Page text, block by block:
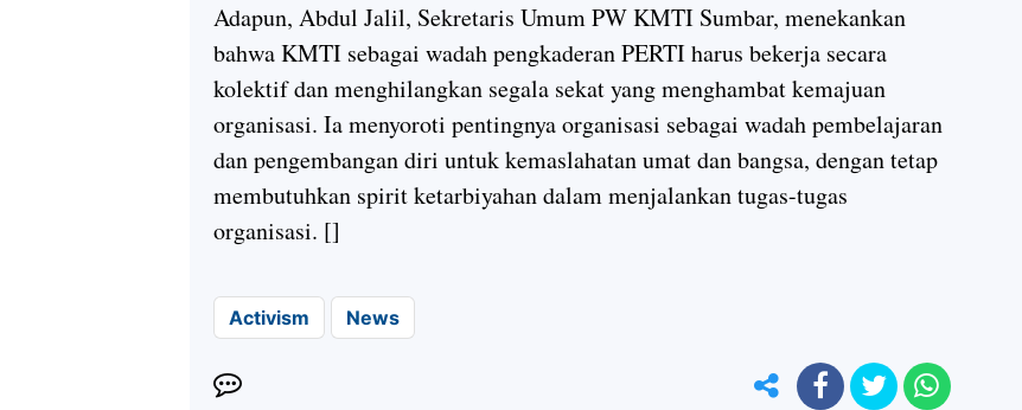
Adapun, Abdul Jalil, Sekretaris Umum PW KMTI Sumbar, menekankan
bahwa KMTI sebagai wadah pengkaderan PERTI harus bekerja secara
kolektif dan menghilangkan segala sekat yang menghambat kemajuan
organisasi. Ia menyoroti pentingnya organisasi sebagai wadah pembelajaran
dan pengembangan diri untuk kemaslahatan umat dan bangsa, dengan tetap
membutuhkan spirit ketarbiyahan dalam menjalankan tugas-tugas
organisasi. []
Activism News